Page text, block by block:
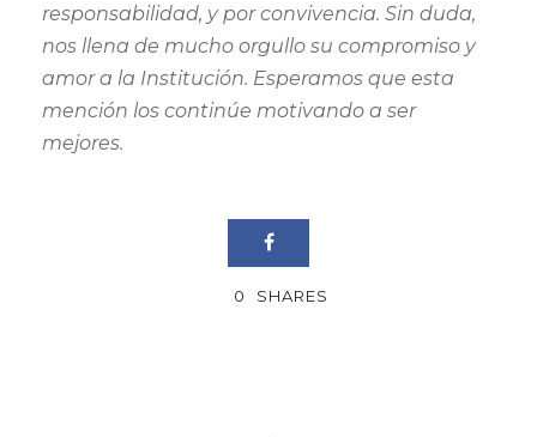
responsabilidad, y por convivencia. Sin duda,
nos llena de mucho orgullo su compromiso y
amor a la Institución. Esperamos que esta
mención los continúe motivando a ser
mejores.
0 SHARES